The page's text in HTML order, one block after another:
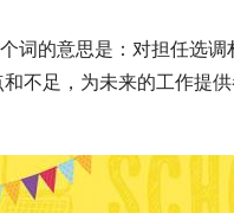
词的意思是：对担任选
不足，为未来的工作提